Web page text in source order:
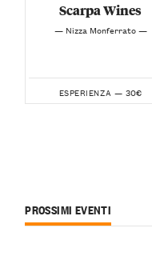
Scarpa Wines
— Nizza Monferrato —
ESPERIENZA — 30€
PROSSIMI EVENTI